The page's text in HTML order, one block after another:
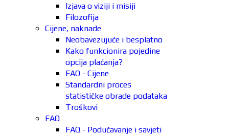
Izjava o viziji i misiji
Filozofija
Cijene, naknade
Neobavezujuće i besplatno
Kako funkcionira pojedine
opcija plaćanja?
FAQ - Cijene
Standardni proces
statističke obrade podataka
Troškovi
FAQ
FAQ - Podučavanje i savjeti